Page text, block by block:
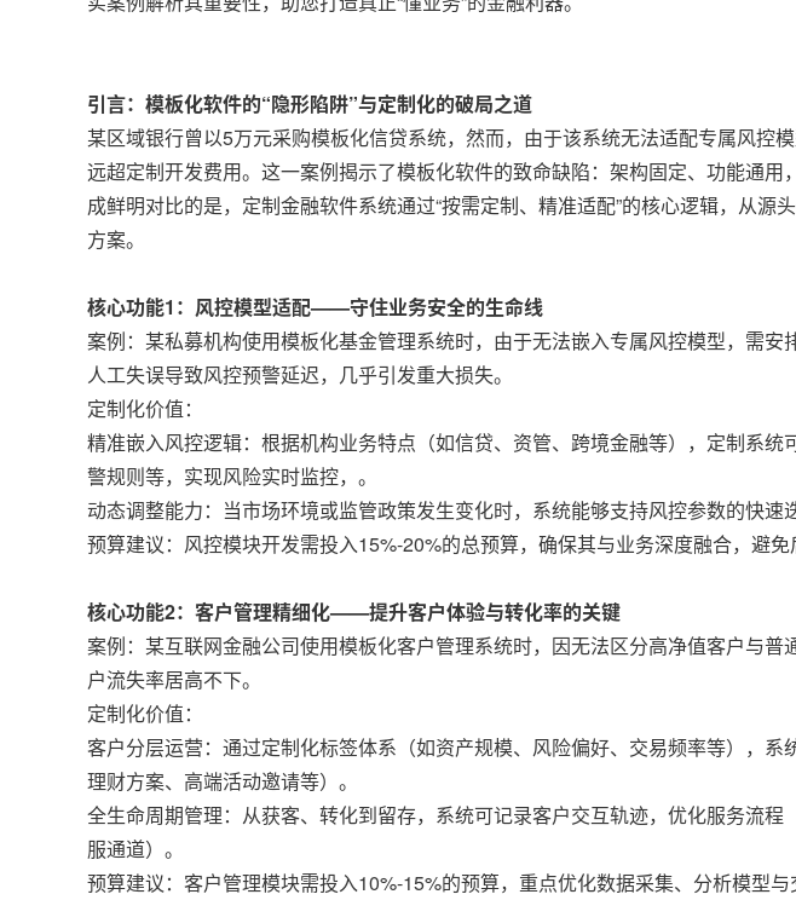
引言：模板化软件的“隐形陷阱”与定制化的破局之道
某区域银行曾以5万元采购模板化信贷系统，然而，由于该系统无法适配专属风控
远超定制开发费用。这一案例揭示了模板化软件的致命缺陷：架构固定、功能通
成鲜明对比的是，定制金融软件系统通过“按需定制、精准适配”的核心逻辑，从源
方案。
核心功能1：风控模型适配——守住业务安全的生命线
案例：某私募机构使用模板化基金管理系统时，由于无法嵌入专属风控模型，需
人工失误导致风控预警延迟，几乎引发重大损失。
定制化价值：
精准嵌入风控逻辑：根据机构业务特点（如信贷、资管、跨境金融等），定制系
警规则等，实现风险实时监控，。
动态调整能力：当市场环境或监管政策发生变化时，系统能够支持风控参数的快速
预算建议：风控模块开发需投入15%-20%的总预算，确保其与业务深度融合，避免
核心功能2：客户管理精细化——提升客户体验与转化率的关键
案例：某互联网金融公司使用模板化客户管理系统时，因无法区分高净值客户与
户流失率居高不下。
定制化价值：
客户分层运营：通过定制化标签体系（如资产规模、风险偏好、交易频率等），
理财方案、高端活动邀请等）。
全生命周期管理：从获客、转化到留存，系统可记录客户交互轨迹，优化服务流
服通道）。
预算建议：客户管理模块需投入10%-15%的预算，重点优化数据采集、分析模型与